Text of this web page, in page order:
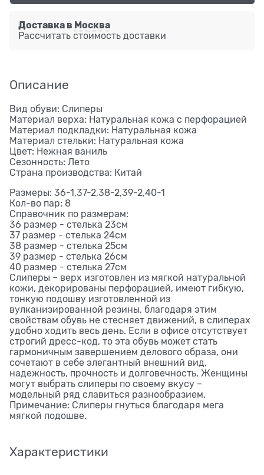
Доставка в Москва
Рассчитать стоимость доставки
Описание
Вид обуви: Слиперы
Материал верха: Натуральная кожа с перфорацией
Материал подкладки: Натуральная кожа
Материал стельки: Натуральная кожа
Цвет: Нежная ваниль
Сезонность: Лето
Страна производства: Китай
Размеры: 36-1,37-2,38-2,39-2,40-1
Кол-во пар: 8
Справочник по размерам:
36 размер - стелька 23см
37 размер - стелька 24см
38 размер - стелька 25см
39 размер - стелька 26см
40 размер - стелька 27см
Слиперы – верх изготовлен из мягкой натуральной
кожи, декорированы перфорацией, имеют гибкую,
тонкую подошву изготовленной из
вулканизированной резины, благодаря этим
свойствам обувь не стесняет движений, в слиперах
удобно ходить весь день. Если в офисе отсутствует
строгий дресс-код, то эта обувь может стать
гармоничным завершением делового образа, они
сочетают в себе элегантный внешний вид,
надежность, прочность и долговечность. Женщины
могут выбрать слиперы по своему вкусу –
модельный ряд славиться разнообразием.
Примечание: Слиперы гнуться благодаря мега
мягкой подошве.
Характеристики